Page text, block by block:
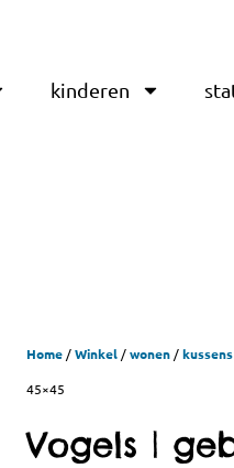
kinderen
Home/Winkel/wonen/kussens
45×45
Vogels |